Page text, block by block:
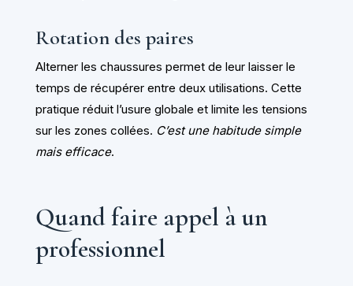
Rotation des paires
Alterner les chaussures permet de leur laisser le
temps de récupérer entre deux utilisations. Cette
pratique réduit l’usure globale et limite les tensions
sur les zones collées. C’est une habitude simple
mais efficace.
Quand faire appel à un
professionnel